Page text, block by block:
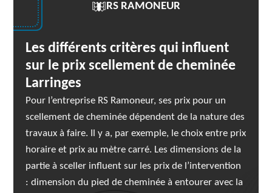
RS RAMONEUR
Les différents critères qui influent
sur le prix scellement de cheminée
Larringes
Pour l’entreprise RS Ramoneur, ses prix pour un
scellement de cheminée dépendent de la nature des
travaux à faire. Il y a, par exemple, le choix entre prix
horaire et prix au mètre carré. Les dimensions de la
partie à sceller influent sur les prix de l’intervention
: dimension du pied de cheminée à entourer avec la